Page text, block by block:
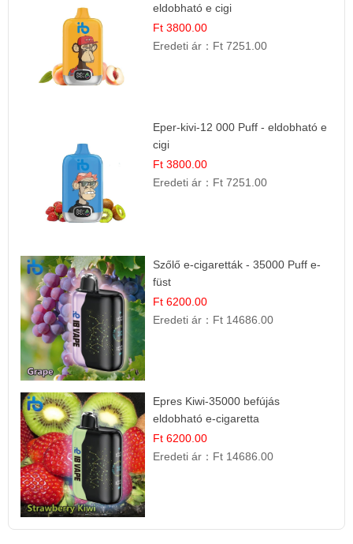
eldobható e cigi
Ft 3800.00
Eredeti ár： Ft 7251.00
Eper-kivi-12 000 Puff - eldobható e
cigi
Ft 3800.00
Eredeti ár： Ft 7251.00
Szőlő e-cigaretták - 35000 Puff e-
füst
Ft 6200.00
Eredeti ár： Ft 14686.00
Epres Kiwi-35000 befújás
eldobható e-cigaretta
Ft 6200.00
Eredeti ár： Ft 14686.00